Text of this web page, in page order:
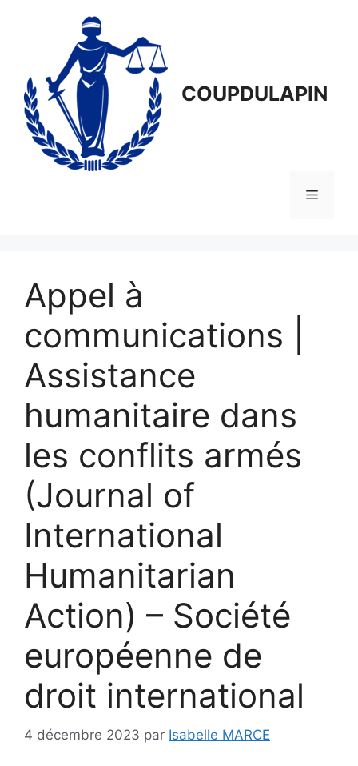
COUPDULAPIN
Menu
Appel à
communications |
Assistance
humanitaire dans
les conflits armés
(Journal of
International
Humanitarian
Action) – Société
européenne de
droit international
4 décembre 2023 par Isabelle MARCE